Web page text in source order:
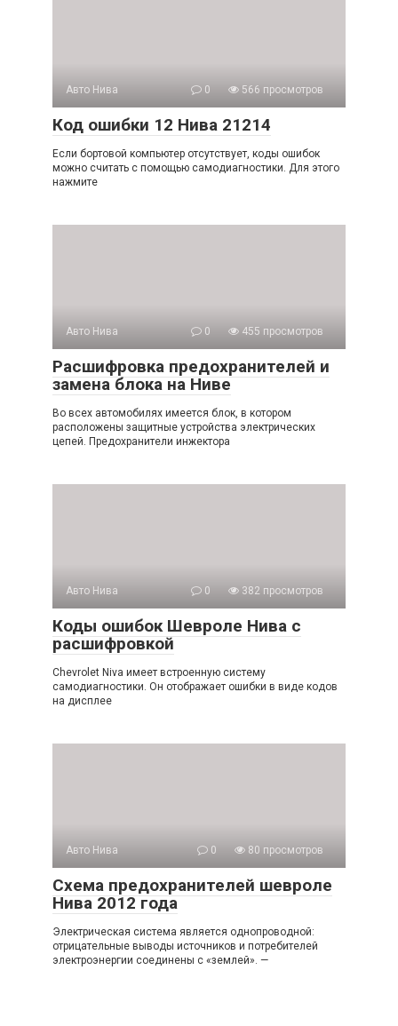
Авто Нива 0 566 просмотров
Код ошибки 12 Нива 21214
Если бортовой компьютер отсутствует, коды ошибок
можно считать с помощью самодиагностики. Для этого
нажмите
Авто Нива 0 455 просмотров
Расшифровка предохранителей и
замена блока на Ниве
Во всех автомобилях имеется блок, в котором
расположены защитные устройства электрических
цепей. Предохранители инжектора
Авто Нива 0 382 просмотров
Коды ошибок Шевроле Нива с
расшифровкой
Chevrolet Niva имеет встроенную систему
самодиагностики. Он отображает ошибки в виде кодов
на дисплее
Авто Нива 0 80 просмотров
Схема предохранителей шевроле
Нива 2012 года
Электрическая система является однопроводной:
отрицательные выводы источников и потребителей
электроэнергии соединены с «землей». —